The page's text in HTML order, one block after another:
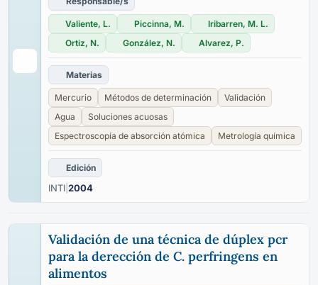
Valiente, L. Piccinna, M.
Iribarren, M. L.
Ortiz, N.
González, N. Alvarez, P.
Materias
Mercurio Métodos de determinación
Validación
Agua
Soluciones acuosas
Espectroscopía de absorción atómica
Metrología química
Edición
INTI 2004
Validación de una técnica de dúplex pcr
para la derección de C. perfringens en
alimentos